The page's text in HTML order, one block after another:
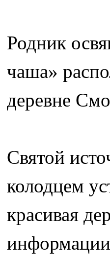
Родник
чаша»
деревне
Святой
колодцем
красивая